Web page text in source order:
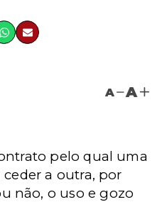
A A
pelo qual uma
a outra, por
não, o uso e gozo